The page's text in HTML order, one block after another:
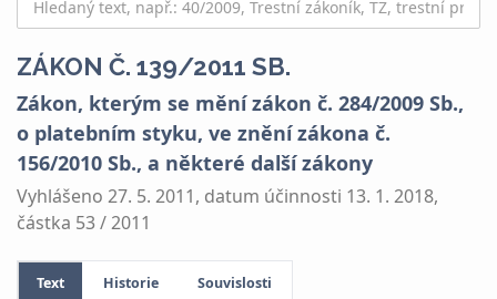
ZÁKON Č. 139/2011 SB.
Zákon, kterým se mění zákon č. 284/2009 Sb.,
o platebním styku, ve znění zákona č.
156/2010 Sb., a některé další zákony
Vyhlášeno 27. 5. 2011, datum účinnosti 13. 1. 2018,
částka 53 / 2011
Text Historie Souvislosti